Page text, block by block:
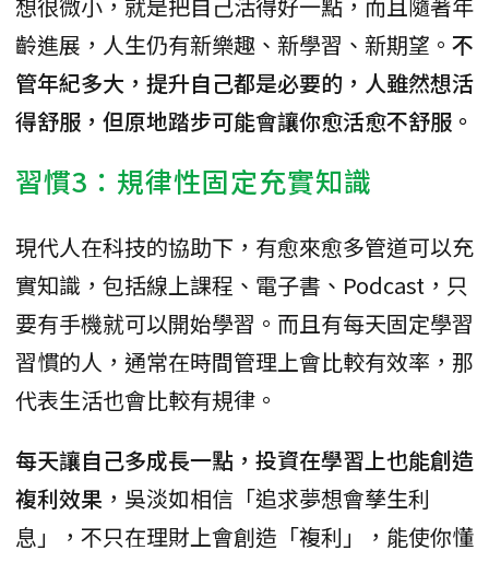
齡進展，人生仍有新樂趣、新學習、新期望。 不
管年紀多大，提升自己都是必要的，人雖然想活
得舒服，但原地踏步可能會讓你愈活愈不舒服。
習慣3：規律性固定充實知識
現代人在科技的協助下，有愈來愈多管道可以充
實知識，包括線上課程、電子書、Podcast，只
要有手機就可以開始學習。而且有每天固定學習
習慣的人，通常在時間管理上會比較有效率，那
代表生活也會比較有規律。
每天讓自己多成長一點，投資在學習上也能創造
複利效果 ，吳淡如相信「追求夢想會孳生利
息」，不只在理財上會創造「複利」，能使你懂